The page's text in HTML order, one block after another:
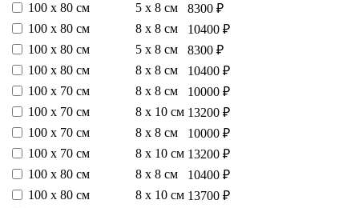
100 х 80 см
5 х 8 см
8300 ₽
100 х 80 см
8 х 8 см
10400 ₽
100 х 80 см
5 х 8 см
8300 ₽
100 х 80 см
8 х 8 см
10400 ₽
100 х 70 см
8 х 8 см
10000 ₽
100 х 70 см
8 х 10 см 13200 ₽
100 х 70 см
8 х 8 см
10000 ₽
100 х 70 см
8 х 10 см 13200 ₽
100 х 80 см
8 х 8 см
10400 ₽
100 х 80 см
8 х 10 см 13700 ₽